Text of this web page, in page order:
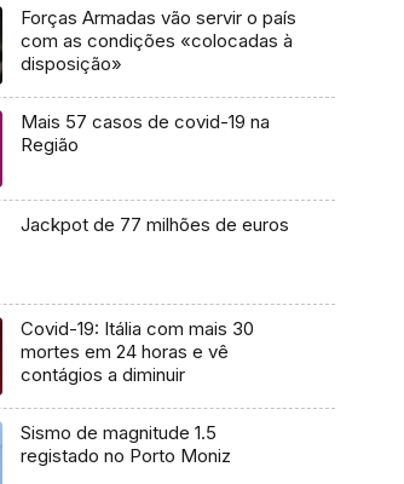
Forças Armadas vão servir o país
com as condições «colocadas à
disposição»
Mais 57 casos de covid-19 na
Região
Jackpot de 77 milhões de euros
Covid-19: Itália com mais 30
mortes em 24 horas e vê
contágios a diminuir
Sismo de magnitude 1.5
registado no Porto Moniz